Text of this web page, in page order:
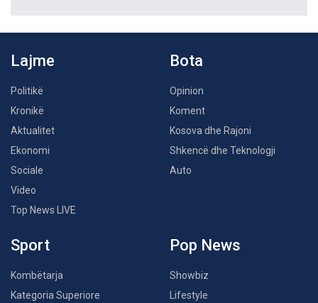
Lajme
Politikë
Kronikë
Aktualitet
Ekonomi
Sociale
Video
Top News LIVE
Bota
Opinion
Koment
Kosova dhe Rajoni
Shkencë dhe Teknologji
Auto
Sport
Kombëtarja
Kategoria Superiore
Pop News
Showbiz
Lifestyle